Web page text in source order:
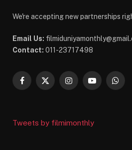
We're accepting new partnerships
Email Us:
Contact: 011-23717498
Facebook
X
InstagramYouTube
Tweets by filmimonthly